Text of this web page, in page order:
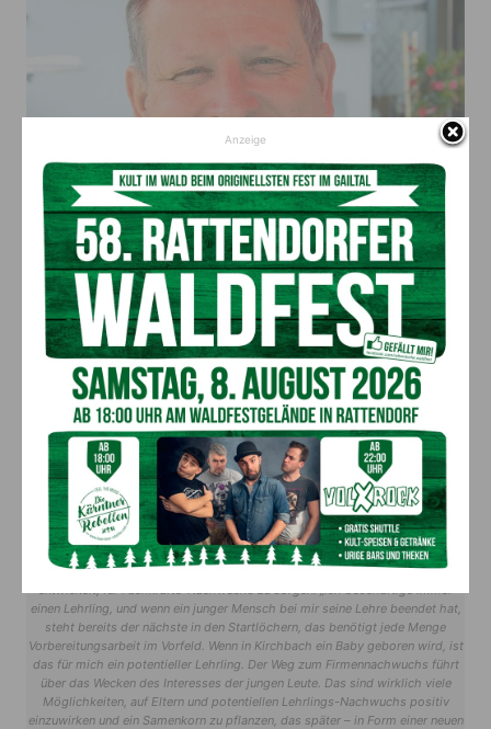
Martin Hohenwarter trifft man als aktives Vereinsmitglied überall: Beim
Klettern mit den Naturfreunden, bei der Feuerwehr, gerne auch bei den
Aktivitäten des Vereins ZHIG, auf einer Berufsorientierungsmesse bei den
Schülern aber natürlich auch bei seinen Kunden. Er weiß, dass jammern nicht
hilft, tun muss man was und daher hat er schon längst seine eigene Methode
entwickelt, für Fachkräfte-Nachwuchs zu sorgen: „Ich beschäftige immer
einen Lehrling, und wenn ein junger Mensch bei mir seine Lehre beendet hat,
steht bereits der nächste in den Startlöchern, das benötigt jede Menge
Vorbereitungsarbeit im Vorfeld. Wenn in Kirchbach ein Baby geboren wird, ist
das für mich ein potentieller Lehrling. Der Weg zum Firmennachwuchs führt
über das Wecken des Interesses der jungen Leute. Das sind wirklich viele
Möglichkeiten, auf Eltern und potentiellen Lehrlings-Nachwuchs positiv
einzuwirken und ein Samenkorn zu pflanzen, das später – in Form einer neuen
Anzeige